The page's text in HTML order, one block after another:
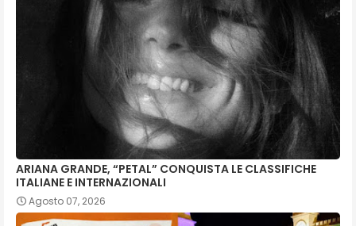
ARIANA GRANDE, “PETAL” CONQUISTA LE CLASSIFICHE
ITALIANE E INTERNAZIONALI
Agosto 07, 2026